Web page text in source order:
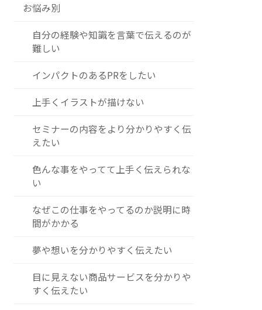
お悩み別
自分の経験や知識を言葉で伝えるのが
難しい
インパクトのあるPRをしたい
上手くイラストが描けない
セミナーの内容をより分かりやすく伝
えたい
色んな事をやってて上手く伝えられな
い
なぜこの仕事をやってるのか説明に時
間がかかる
夢や想いを分かりやすく伝えたい
目に見えない商品サービスを分かりや
すく伝えたい